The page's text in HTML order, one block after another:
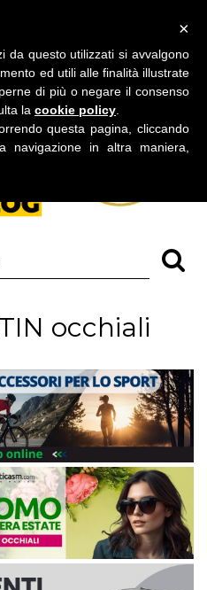
DA VISTA
occhiali
×
da questo utilizzati si avvalgono
ed utili alle finalità illustrate
di più o negare il consenso
la cookie policy
questa pagina, cliccando
in altra maniera,